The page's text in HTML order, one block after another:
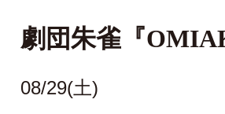
劇団朱雀『
08/29(土)